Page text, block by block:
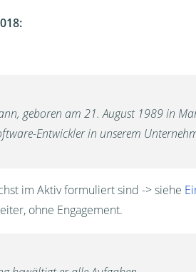
geboren am 21. August 1989 in
Entwickler in unserem
im Aktiv formuliert sind -> siehe
ohne Engagement.